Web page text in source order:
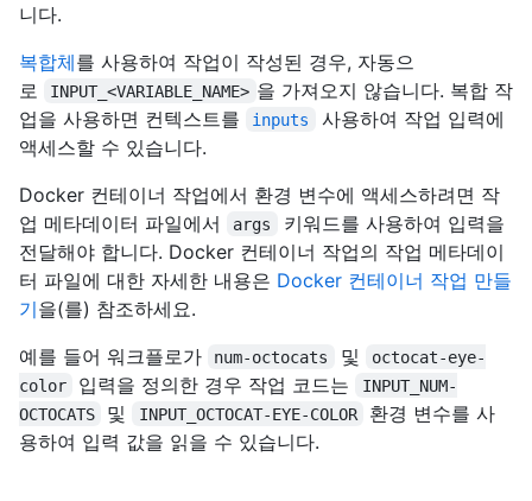
니다.
복합체를 사용하여 작업이 작성된 경우, 자동으
로
INPUT_<VARIABLE_NAME> 을 가져오지 않습니다. 복합 작
업을 사용하면 컨텍스트를
inputs
사용하여 작업 입력에
액세스할 수 있습니다.
Docker 컨테이너 작업에서 환경 변수에 액세스하려면 작
업 메타데이터 파일에서
args
키워드를 사용하여 입력을
전달해야 합니다. Docker 컨테이너 작업의 작업 메타데이
터 파일에 대한 자세한 내용은 Docker 컨테이너 작업 만들
기을(를) 참조하세요.
예를 들어 워크플로가
num-octocats 및
octocat-eye-
color
입력을 정의한 경우 작업 코드는
INPUT_NUM-
OCTOCATS
및 INPUT_OCTOCAT-EYE-COLOR
환경 변수를 사
용하여 입력 값을 읽을 수 있습니다.